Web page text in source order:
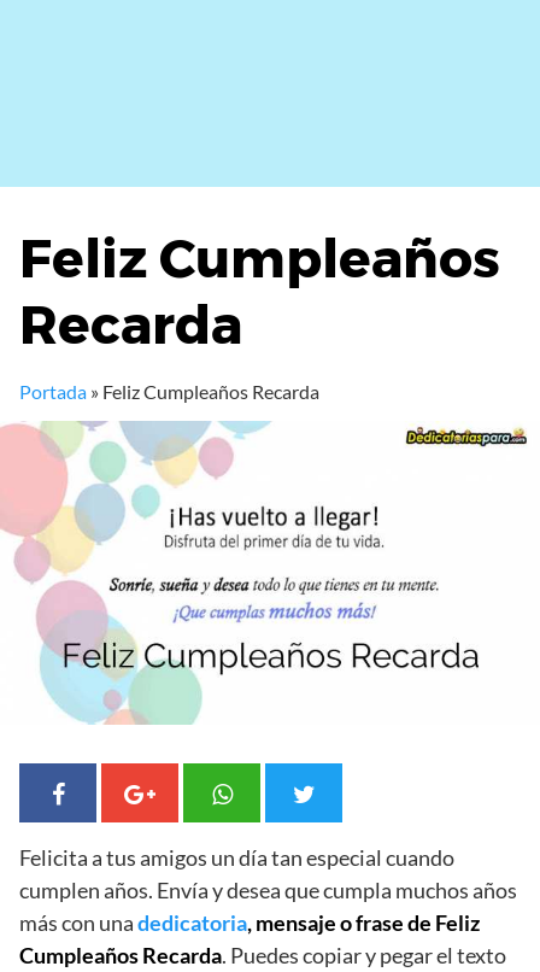
Feliz Cumpleaños
Recarda
Portada » Feliz Cumpleaños Recarda
Felicita a tus amigos un día tan especial cuando
cumplen años. Envía y desea que cumpla muchos años
más con unadedicatoria, mensaje o frase de Feliz
Cumpleaños Recarda. Puedes copiar y pegar el texto